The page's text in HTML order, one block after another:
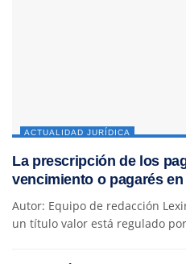
ACTUALIDAD JURÍDICA
La prescripción de los
vencimiento o pagarés
Autor: Equipo de redacción
un título valor está regulado